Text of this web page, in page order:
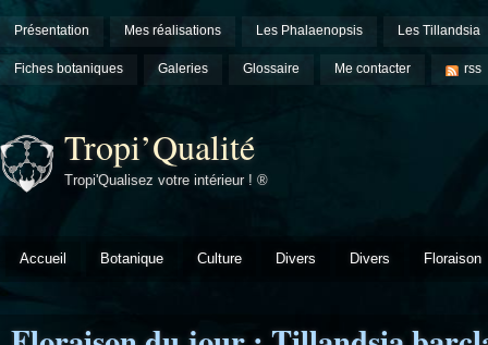
Présentation Mes réalisations Les Phalaenopsis Les Tillandsia
Fiches botaniques Galeries Glossaire Me contacter rss
Tropi’Qualité
Tropi'Qualisez votre intérieur ! ®
Accueil Botanique Culture Divers Divers Floraison